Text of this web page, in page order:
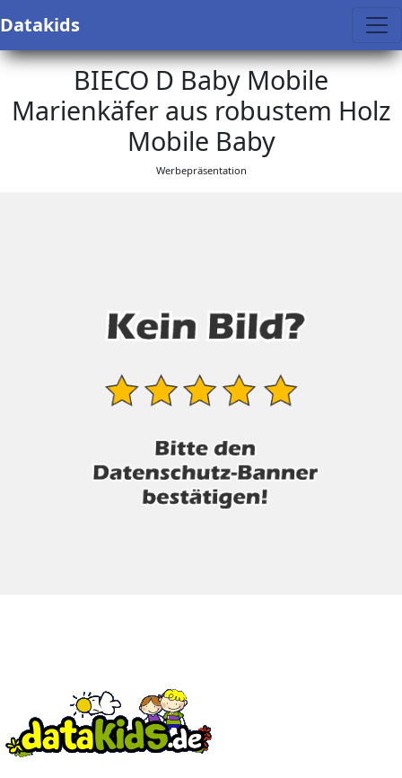
Datakids
BIECO D Baby Mobile
Marienkäfer aus robustem Holz
Mobile Baby
Werbepräsentation